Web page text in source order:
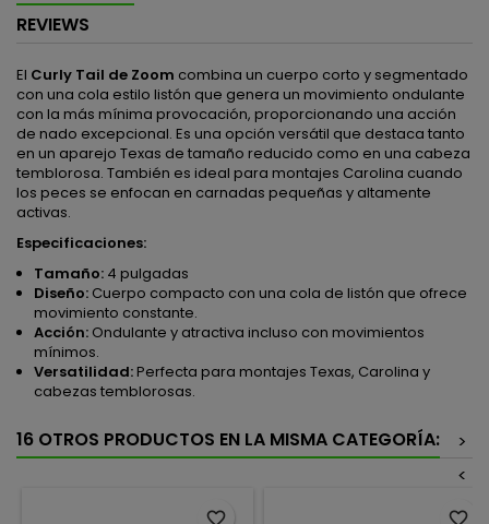
REVIEWS
El Curly Tail de Zoom combina un cuerpo corto y segmentado
con una cola estilo listón que genera un movimiento ondulante
con la más mínima provocación, proporcionando una acción
de nado excepcional. Es una opción versátil que destaca tanto
en un aparejo Texas de tamaño reducido como en una cabeza
temblorosa. También es ideal para montajes Carolina cuando
los peces se enfocan en carnadas pequeñas y altamente
activas.
Especificaciones:
Tamaño: 4 pulgadas
Diseño: Cuerpo compacto con una cola de listón que ofrece
movimiento constante.
Acción: Ondulante y atractiva incluso con movimientos
mínimos.
Versatilidad:Perfecta para montajes Texas, Carolina y
cabezas temblorosas.
16 OTROS PRODUCTOS EN LA MISMA CATEGORÍA:
>
<
favorite_border favorite_border